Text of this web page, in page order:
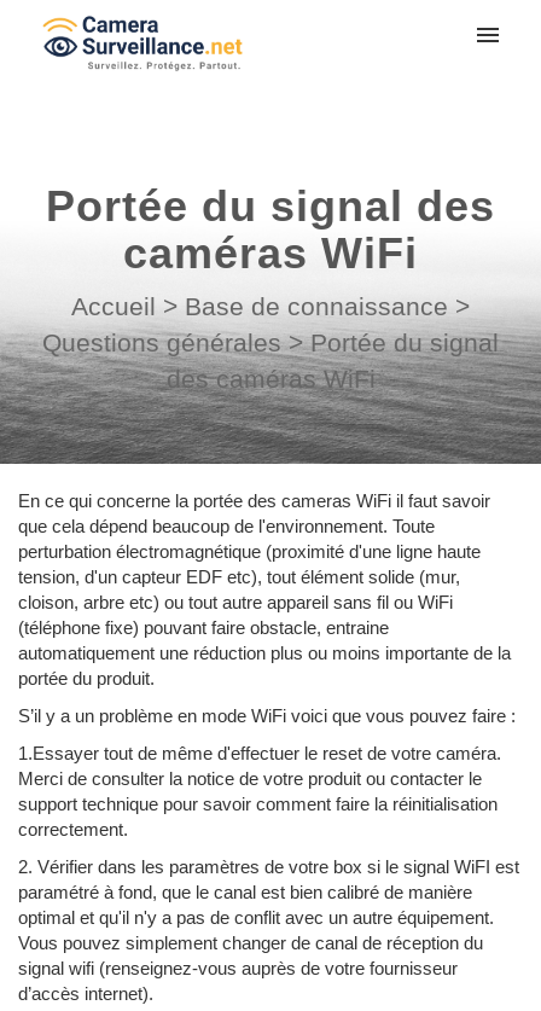
Connexion
Portée du signal des
caméras WiFi
Accueil > Base de connaissance >
Questions générales > Portée du signal
des caméras WiFi
En ce qui concerne la portée des cameras WiFi il faut savoir
que cela dépend beaucoup de l'environnement. Toute
perturbation électromagnétique (proximité d'une ligne haute
tension, d'un capteur EDF etc), tout élément solide (mur,
cloison, arbre etc) ou tout autre appareil sans fil ou WiFi
(téléphone fixe) pouvant faire obstacle, entraine
automatiquement une réduction plus ou moins importante de la
portée du produit.
S’il y a un problème en mode WiFi voici que vous pouvez faire :
1.Essayer tout de même d'effectuer le reset de votre caméra.
Merci de consulter la notice de votre produit ou contacter le
support technique pour savoir comment faire la réinitialisation
correctement.
2. Vérifier dans les paramètres de votre box si le signal WiFI est
paramétré à fond, que le canal est bien calibré de manière
optimal et qu'il n'y a pas de conflit avec un autre équipement.
Vous pouvez simplement changer de canal de réception du
signal wifi (renseignez-vous auprès de votre fournisseur
d’accès internet).